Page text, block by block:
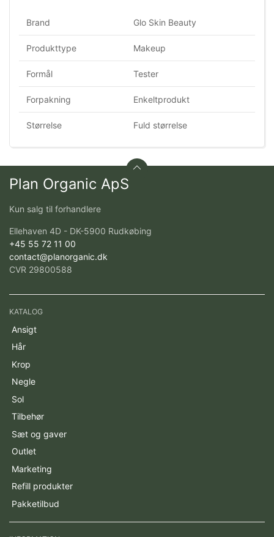
Brand Glo Skin Beauty
Produkttype Makeup
Formål Tester
Forpakning Enkeltprodukt
Størrelse Fuld størrelse
Plan Organic ApS
Kun salg til forhandlere
Ellehaven 4D - DK-5900 Rudkøbing
+45 55 72 11 00
contact@planorganic.dk
CVR 29800588
KATALOG
Ansigt
Hår
Krop
Negle
Sol
Tilbehør
Sæt og gaver
Outlet
Marketing
Refill produkter
Pakketilbud